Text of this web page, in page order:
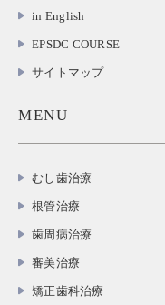
in English
EPSDC COURSE
サイトマップ
MENU
むし歯治療
根管治療
歯周病治療
審美治療
矯正歯科治療